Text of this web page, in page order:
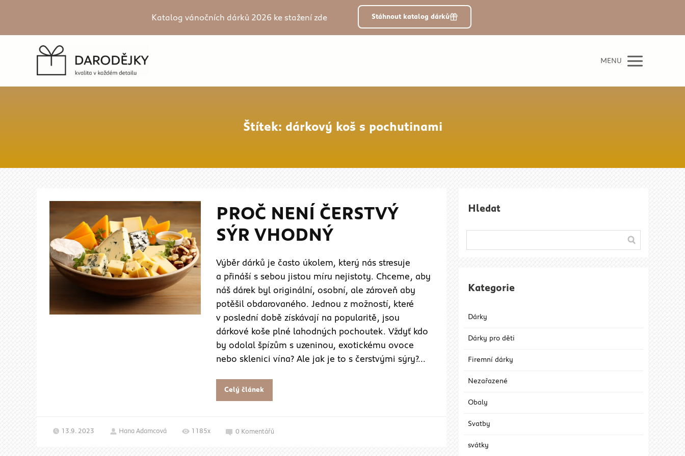
Katalog vánočních dárků 2026 ke stažení zde Stáhnout katalog dárků
MENU
Štítek: dárkový koš s pochutinami
PROČ NENÍ ČERSTVÝ
SÝR VHODNÝ
Výběr dárků je často úkolem, který nás stresuje
a přináší s sebou jistou míru nejistoty. Chceme, aby
náš dárek byl originální, osobní, ale zároveň aby
potěšil obdarovaného. Jednou z možností, které
v poslední době získávají na popularitě, jsou
dárkové koše plné lahodných pochoutek. Vždyť kdo
by odolal špízům s uzeninou, exotickému ovoce
nebo sklenici vína? Ale jak je to s čerstvými sýry?...
Celý článek
13.9. 2023 Hana Adamcová 1185x 0 Komentářů
Hledat
Kategorie
Dárky
Dárky pro děti
Firemní dárky
Nezařazené
Obaly
Svatby
svátky